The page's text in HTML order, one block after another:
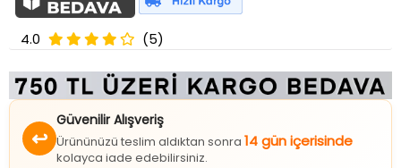
4.0 (5)
↩
Güvenilir Alışveriş
Ürününüzü teslim aldıktan sonra 14 gün içerisinde
kolayca iade edebilirsiniz.